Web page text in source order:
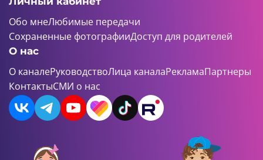
Обо мнеЛюбимые передачи
Сохраненные фотографииДоступ для родителей
О нас
О каналеРуководствоЛица каналаРекламаПартнеры
КонтактыСМИ о нас